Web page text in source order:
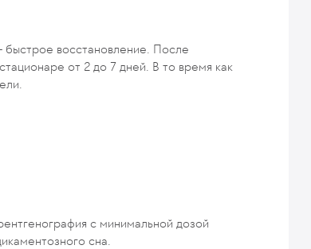
быстрое восстановление. После
от 2 до 7 дней. В то время как
с минимальной дозой
сна.